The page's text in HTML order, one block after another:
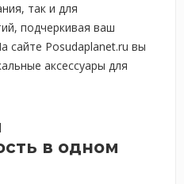
так и для
подчеркивая ваш
сайте Posudaplanet.ru вы
аксессуары для
в одном